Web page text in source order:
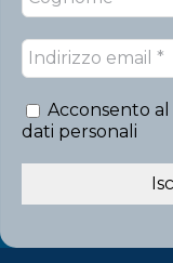
Acconsento
dati personali